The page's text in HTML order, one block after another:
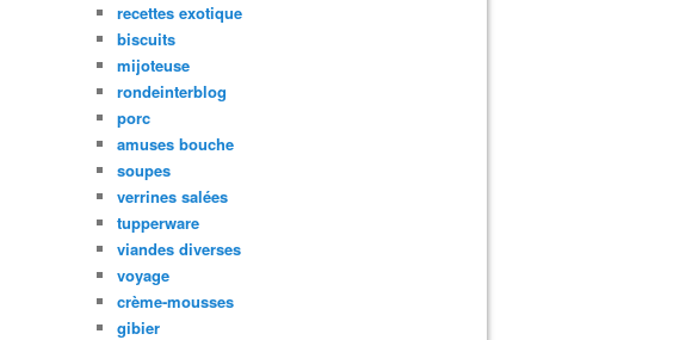
recettes exotique
biscuits
mijoteuse
rondeinterblog
porc
amuses bouche
soupes
verrines salées
tupperware
viandes diverses
voyage
crème-mousses
gibier